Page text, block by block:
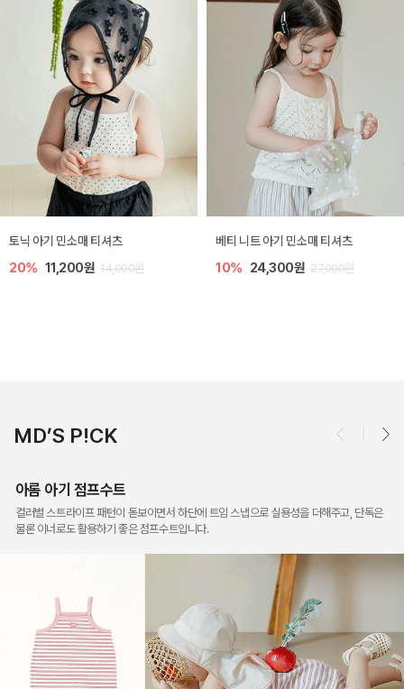
렌디 아기 라운지웨어
10% 18,900원 21,000원
[SIZE ~6Y] 오뎃 라운지웨어
10% 20,700원 23,000원
MD’S P!CK
아롬 아기 점프수트
컬러별 스트라이프 패턴이 돋보이면서 하단에 트임 스냅으로 실용성을 더해주고, 단독은
물론 이너로도 활용하기 좋은 점프수트입니다.